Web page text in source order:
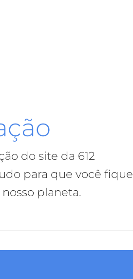
do site da 612
para que você fique
planeta.